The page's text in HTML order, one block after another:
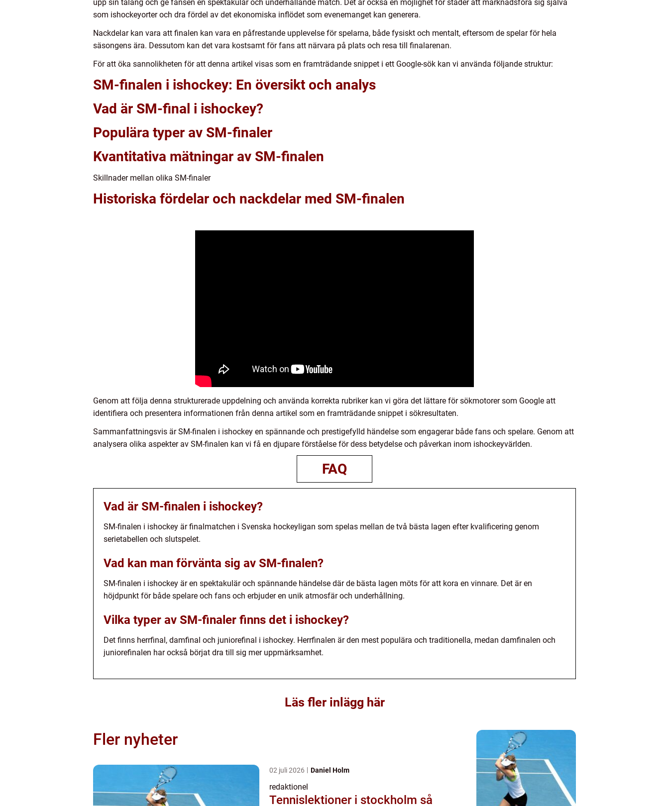
upp sin talang och ge fansen en spektakulär och underhållande match. Det är också en möjlighet för städer att marknadsföra sig själva
som ishockeyorter och dra fördel av det ekonomiska inflödet som evenemanget kan generera.
Nackdelar kan vara att finalen kan vara en påfrestande upplevelse för spelarna, både fysiskt och mentalt, eftersom de spelar för hela
säsongens ära. Dessutom kan det vara kostsamt för fans att närvara på plats och resa till finalarenan.
För att öka sannolikheten för att denna artikel visas som en framträdande snippet i ett Google-sök kan vi använda följande struktur:
SM-finalen i ishockey: En översikt och analys
Vad är SM-final i ishockey?
Populära typer av SM-finaler
Kvantitativa mätningar av SM-finalen
Skillnader mellan olika SM-finaler
Historiska fördelar och nackdelar med SM-finalen
Genom att följa denna strukturerade uppdelning och använda korrekta rubriker kan vi göra det lättare för sökmotorer som Google att
identifiera och presentera informationen från denna artikel som en framträdande snippet i sökresultaten.
Sammanfattningsvis är SM-finalen i ishockey en spännande och prestigefylld händelse som engagerar både fans och spelare. Genom att
analysera olika aspekter av SM-finalen kan vi få en djupare förståelse för dess betydelse och påverkan inom ishockeyvärlden.
FAQ
Vad är SM-finalen i ishockey?
SM-finalen i ishockey är finalmatchen i Svenska hockeyligan som spelas mellan de två bästa lagen efter kvalificering genom
serietabellen och slutspelet.
Vad kan man förvänta sig av SM-finalen?
SM-finalen i ishockey är en spektakulär och spännande händelse där de bästa lagen möts för att kora en vinnare. Det är en
höjdpunkt för både spelare och fans och erbjuder en unik atmosfär och underhållning.
Vilka typer av SM-finaler finns det i ishockey?
Det finns herrfinal, damfinal och juniorefinal i ishockey. Herrfinalen är den mest populära och traditionella, medan damfinalen och
juniorefinalen har också börjat dra till sig mer uppmärksamhet.
Läs fler inlägg här
Fler nyheter
02 juli 2026 Daniel Holm
redaktionel
Tennislektioner i stockholm så